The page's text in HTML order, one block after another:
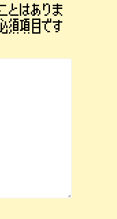
とはありま
須項目です